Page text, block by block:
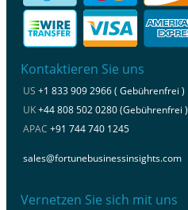
Kontaktieren Sie uns
US +1 833 909 2966 ( Gebührenfrei )
UK+44 808 502 0280 (Gebührenfrei )
APAC +91 744 740 1245
sales@fortunebusinessinsights.com
Vernetzen Sie sich mit uns